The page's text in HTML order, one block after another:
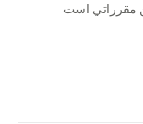
مقرراتي است